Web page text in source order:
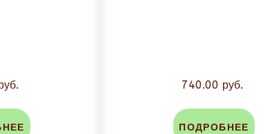
740.00 руб.
ПОДРОБНЕЕ